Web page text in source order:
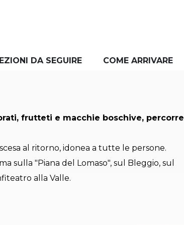
DA SEGUIRE COME ARRIVARE
frutteti e macchie boschive, percorre
al ritorno, idonea a tutte le persone.
sulla "Piana del Lomaso", sul Bleggio, sul
alla Valle.